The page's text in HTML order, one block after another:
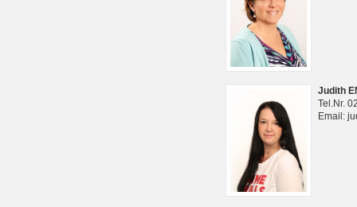
Judith
Tel.Nr.
Email: